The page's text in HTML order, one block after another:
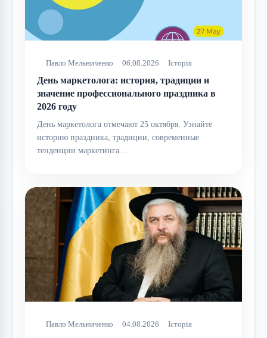
Павло Мельниченко 06.08.2026 Історія
День маркетолога: история, традиции и
значение профессионального праздника в
2026 году
День маркетолога отмечают 25 октября. Узнайте
историю праздника, традиции, современные
тенденции маркетинга…
Павло Мельниченко 04.08.2026 Історія